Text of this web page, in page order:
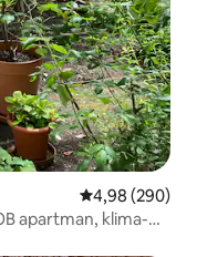
Prosječna
4,98 (290)
apartman, klima-